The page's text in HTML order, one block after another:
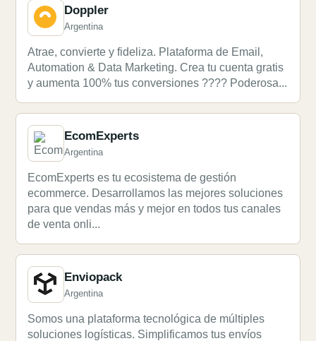
Doppler
Argentina
Atrae, convierte y fideliza. Plataforma de Email,
Automation & Data Marketing. Crea tu cuenta gratis
y aumenta 100% tus conversiones ???? Poderosa...
EcomExperts
Argentina
EcomExperts es tu ecosistema de gestión
ecommerce. Desarrollamos las mejores soluciones
para que vendas más y mejor en todos tus canales
de venta onli...
Enviopack
Argentina
Somos una plataforma tecnológica de múltiples
soluciones logísticas. Simplificamos tus envíos